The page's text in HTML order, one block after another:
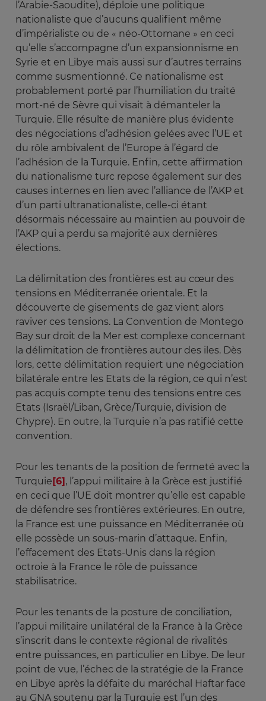
l’Arabie-Saoudite), déploie une politique
nationaliste que d’aucuns qualifient même
d’impérialiste ou de « néo-Ottomane » en ceci
qu’elle s’accompagne d’un expansionnisme en
Syrie et en Libye mais aussi sur d’autres terrains
comme susmentionné. Ce nationalisme est
probablement porté par l’humiliation du traité
mort-né de Sèvre qui visait à démanteler la
Turquie. Elle résulte de manière plus évidente
des négociations d’adhésion gelées avec l’UE et
du rôle ambivalent de l’Europe à l’égard de
l’adhésion de la Turquie. Enfin, cette affirmation
du nationalisme turc repose également sur des
causes internes en lien avec l’alliance de l’AKP et
d’un parti ultranationaliste, celle-ci étant
désormais nécessaire au maintien au pouvoir de
l’AKP qui a perdu sa majorité aux dernières
élections.
La délimitation des frontières est au cœur des
tensions en Méditerranée orientale. Et la
découverte de gisements de gaz vient alors
raviver ces tensions. La Convention de Montego
Bay sur droit de la Mer est complexe concernant
la délimitation de frontières autour des iles. Dès
lors, cette délimitation requiert une négociation
bilatérale entre les Etats de la région, ce qui n’est
pas acquis compte tenu des tensions entre ces
Etats (Israël/Liban, Grèce/Turquie, division de
Chypre). En outre, la Turquie n’a pas ratifié cette
convention.
Pour les tenants de la position de fermeté avec la
Turquie [6] , l’appui militaire à la Grèce est justifié
en ceci que l’UE doit montrer qu’elle est capable
de défendre ses frontières extérieures. En outre,
la France est une puissance en Méditerranée où
elle possède un sous-marin d’attaque. Enfin,
l’effacement des Etats-Unis dans la région
octroie à la France le rôle de puissance
stabilisatrice.
Pour les tenants de la posture de conciliation,
l’appui militaire unilatéral de la France à la Grèce
s’inscrit dans le contexte régional de rivalités
entre puissances, en particulier en Libye. De leur
point de vue, l’échec de la stratégie de la France
en Libye après la défaite du maréchal Haftar face
au GNA soutenu par la Turquie est l’un des